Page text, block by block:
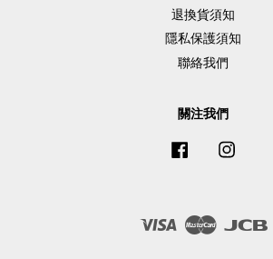
退換貨須知
隱私保護須知
聯絡我們
關注我們
Facebook
Visa Master